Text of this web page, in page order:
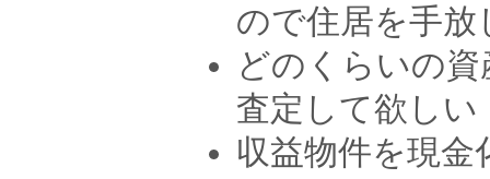
ので住居を手放
どのくらいの
査定して欲しい
収益物件を現金